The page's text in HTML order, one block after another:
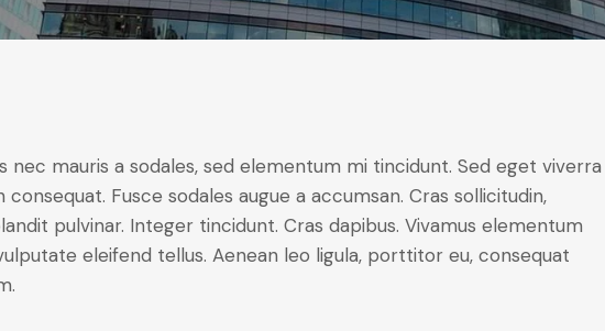
nec mauris a sodales, sed elementum mi tincidunt. Sed eget viverra
consequat. Fusce sodales augue a accumsan. Cras sollicitudin,
pulvinar. Integer tincidunt. Cras dapibus. Vivamus elementum
eleifend tellus. Aenean leo ligula, porttitor eu, consequat